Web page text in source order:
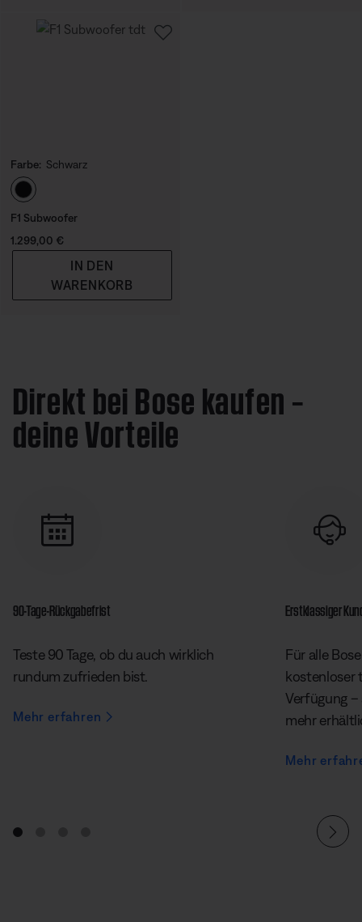
Farbe: Schwarz
Farbe auswählen
F1 Subwoofer
Preis:
1.299,00 €
IN DEN
WARENKORB
Direkt bei Bose kaufen –
deine Vorteile
90-Tage-Rückgabefrist
Teste 90 Tage, ob du auch wirklich
rundum zufrieden bist.
Mehr erfahren
Erstklassiger
Für alle
kostenloser
Verfügung
mehr
Mehr